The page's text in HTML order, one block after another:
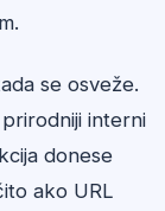
se osveže.
interni
donese
ako URL